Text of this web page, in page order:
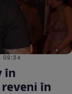
09:34
în
în